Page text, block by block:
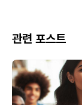
관련 포스트